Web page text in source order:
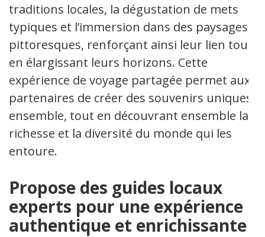
traditions locales, la dégustation de mets
typiques et l’immersion dans des paysages
pittoresques, renforçant ainsi leur lien tout
en élargissant leurs horizons. Cette
expérience de voyage partagée permet aux
partenaires de créer des souvenirs uniques
ensemble, tout en découvrant ensemble la
richesse et la diversité du monde qui les
entoure.
Propose des guides locaux
experts pour une expérience
authentique et enrichissante